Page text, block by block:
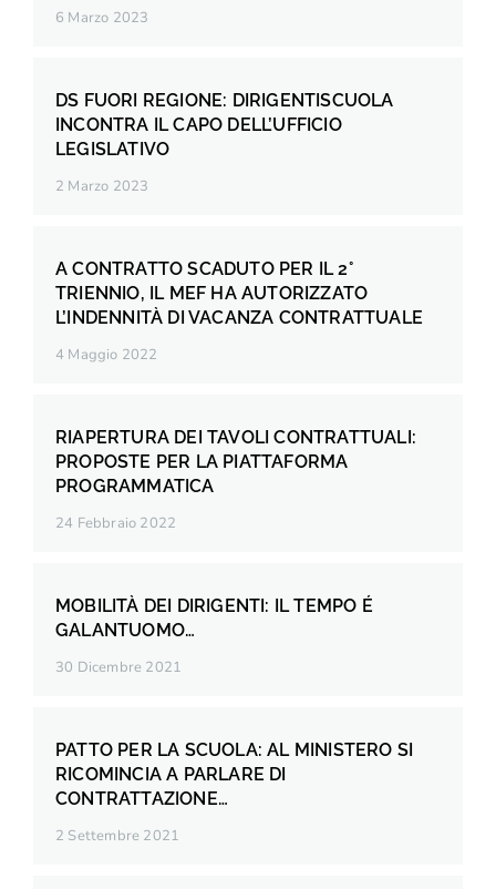
6 Marzo 2023
DS FUORI REGIONE: DIRIGENTISCUOLA
INCONTRA IL CAPO DELL’UFFICIO
LEGISLATIVO
2 Marzo 2023
A CONTRATTO SCADUTO PER IL 2°
TRIENNIO, IL MEF HA AUTORIZZATO
L’INDENNITÀ DI VACANZA CONTRATTUALE
4 Maggio 2022
RIAPERTURA DEI TAVOLI CONTRATTUALI:
PROPOSTE PER LA PIATTAFORMA
PROGRAMMATICA
24 Febbraio 2022
MOBILITÀ DEI DIRIGENTI: IL TEMPO É
GALANTUOMO…
30 Dicembre 2021
PATTO PER LA SCUOLA: AL MINISTERO SI
RICOMINCIA A PARLARE DI
CONTRATTAZIONE…
2 Settembre 2021